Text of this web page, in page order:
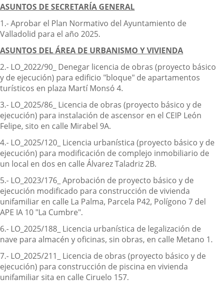
ASUNTOS DE SECRETARÍA GENERAL
1.- Aprobar el Plan Normativo del Ayuntamiento de
Valladolid para el año 2025.
ASUNTOS DEL ÁREA DE URBANISMO Y VIVIENDA
2.- LO_2022/90_ Denegar licencia de obras (proyecto básico
y de ejecución) para edificio "bloque" de apartamentos
turísticos en plaza Martí Monsó 4.
3.- LO_2025/86_ Licencia de obras (proyecto básico y de
ejecución) para instalación de ascensor en el CEIP León
Felipe, sito en calle Mirabel 9A.
4.- LO_2025/120_ Licencia urbanística (proyecto básico y de
ejecución) para modificación de complejo inmobiliario de
un local en dos en calle Álvarez Taladriz 2B.
5.- LO_2023/176_ Aprobación de proyecto básico y de
ejecución modificado para construcción de vivienda
unifamiliar en calle La Palma, Parcela P42, Polígono 7 del
APE IA 10 "La Cumbre".
6.- LO_2025/188_ Licencia urbanística de legalización de
nave para almacén y oficinas, sin obras, en calle Metano 1.
7.- LO_2025/211_ Licencia de obras (proyecto básico y de
ejecución) para construcción de piscina en vivienda
unifamiliar sita en calle Ciruelo 157.